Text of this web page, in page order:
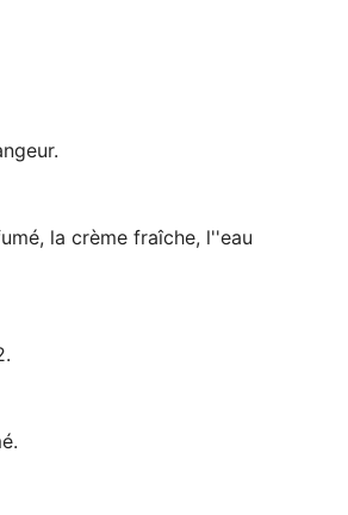
la crème fraîche, l''eau